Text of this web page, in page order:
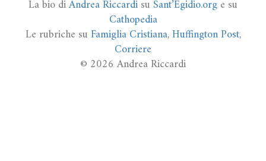
La bio diAndrea RiccardisuSant’Egidio.orge su
Cathopedia
Le rubriche suFamiglia Cristiana,Huffington Post,
Corriere
© 2026 Andrea Riccardi